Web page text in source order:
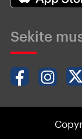
Sekite